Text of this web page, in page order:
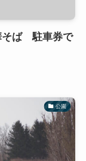
そば 駐車券で
公園